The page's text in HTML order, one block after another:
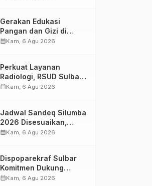
Bersama Sky World TMII
Gerakan Edukasi
Pangan dan Gizi di
Mamasa: Tingkatkan
dalam Pemenuhan Gizi
calendar_monthKam, 6 Agu 2026
Perkuat Layanan
Radiologi, RSUD Sulbar
Sambut Kembali dr. Iis
calendar_monthKam, 6 Agu 2026
Jadwal Sandeq Silumba
2026 Disesuaikan,
Dispoparekraf Sulbar
calendar_monthKam, 6 Agu 2026
Dispoparekraf Sulbar
Komitmen Dukung
Penyusunan RAD
calendar_monthKam, 6 Agu 2026